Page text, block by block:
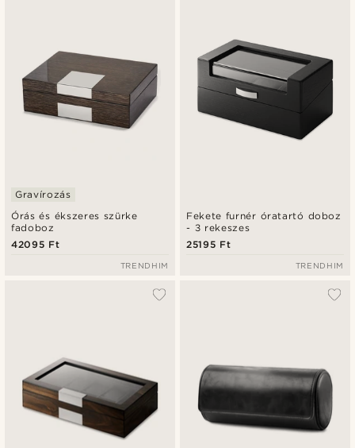
Órás és ékszeres szürke
fadoboz
Gravírozás
42095 Ft
TRENDHIM
Fekete furnér óratartó doboz
- 3 rekeszes
25195 Ft
TRENDHIM